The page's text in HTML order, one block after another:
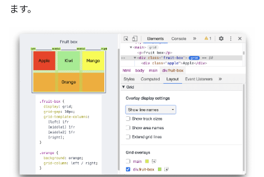
ます。